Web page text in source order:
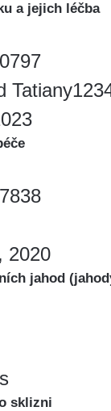
a jejich léčba
2020
jahod
sklizni